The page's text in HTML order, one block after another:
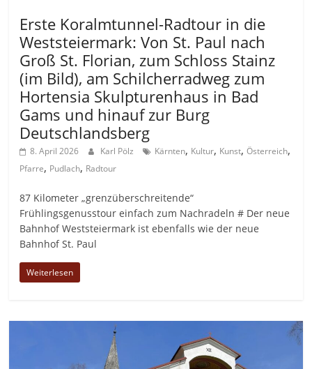
Erste Koralmtunnel-Radtour in die
Weststeiermark: Von St. Paul nach
Groß St. Florian, zum Schloss Stainz
(im Bild), am Schilcherradweg zum
Hortensia Skulpturenhaus in Bad
Gams und hinauf zur Burg
Deutschlandsberg
8. April 2026 Karl Pölz Kärnten, Kultur, Kunst,Österreich,
Pfarre, Pudlach, Radtour
87 Kilometer „grenzüberschreitende“
Frühlingsgenusstour einfach zum Nachradeln # Der neue
Bahnhof Weststeiermark ist ebenfalls wie der neue
Bahnhof St. Paul
Weiterlesen